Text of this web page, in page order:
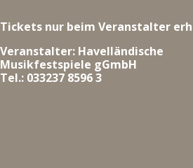
Tickets nur beim Veranstalter
Veranstalter: Havelländische
Musikfestspiele gGmbH
Tel.: 033237 8596 3